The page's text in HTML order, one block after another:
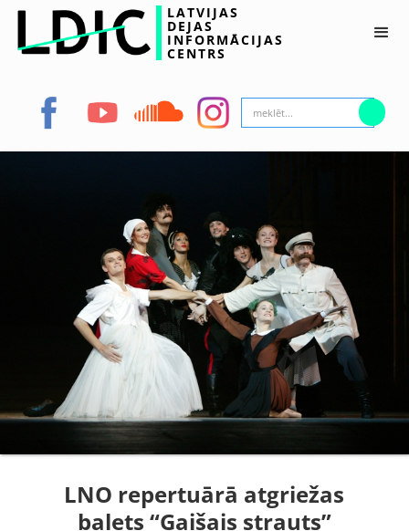
LATVIJAS
DEJAS
INFORMĀCIJAS
CENTRS
LNO repertuārā atgriežas
balets “Gaišais strauts”